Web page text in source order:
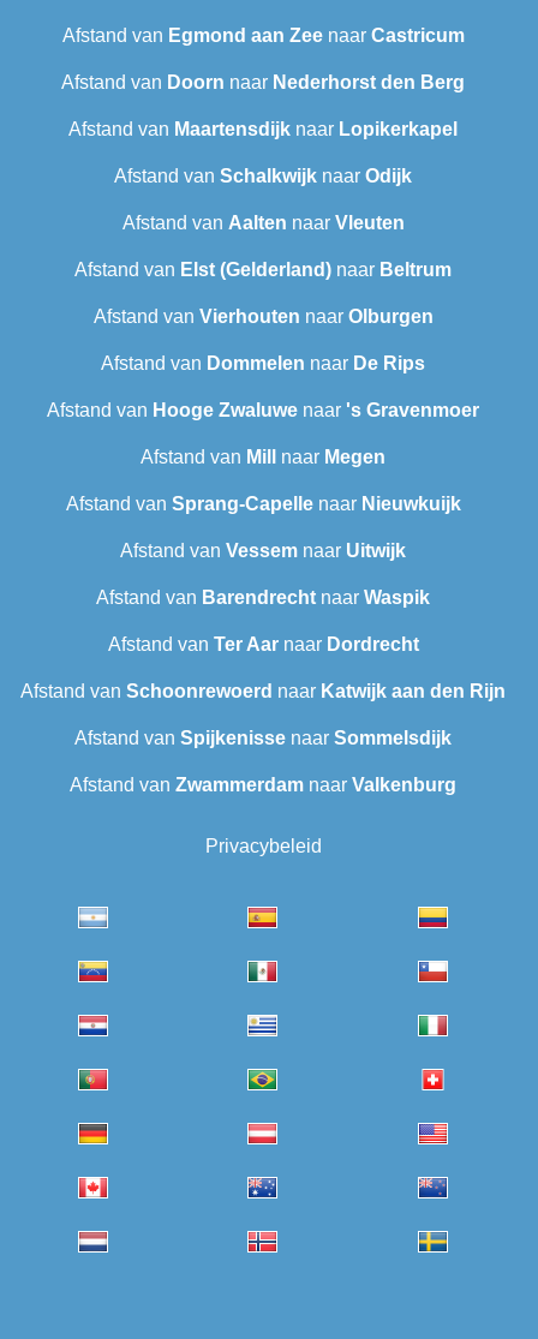
Afstand van Egmond aan Zeenaar Castricum
Afstand van Doorn naar Nederhorst den Berg
Afstand van Maartensdijk naar Lopikerkapel
Afstand van Schalkwijk naar Odijk
Afstand van Aalten naar Vleuten
Afstand van Elst (Gelderland) naar Beltrum
Afstand van Vierhouten naar Olburgen
Afstand van Dommelen naar De Rips
Afstand van Hooge Zwaluwe naar 's Gravenmoer
Afstand van Mill naar Megen
Afstand van Sprang-Capellenaar Nieuwkuijk
Afstand van Vessem naar Uitwijk
Afstand van Barendrecht‎ naar Waspik
Afstand van Ter Aarnaar Dordrecht
Afstand van Schoonrewoerd naar Katwijk aan den Rijn
Afstand van Spijkenisse naar Sommelsdijk
Afstand van Zwammerdam naar Valkenburg
Privacybeleid